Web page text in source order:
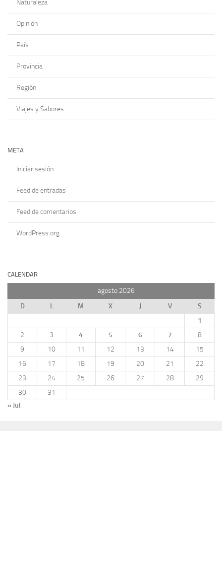
Naturaleza
Opinión
País
Provincia
Región
Viajes y Sabores
META
Iniciar sesión
Feed de entradas
Feed de comentarios
WordPress.org
CALENDAR
agosto 2026
D
L M X J V
S
1
2
3 4 5 6 7
8
9
10 11 12 13 14
15
16
17 18 19 20 21
22
23
24 25 26 27 28
29
30
31
« Jul